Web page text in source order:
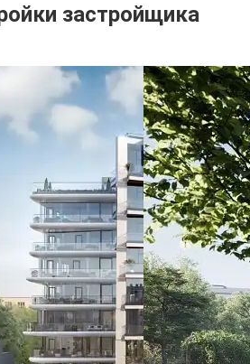
застройщика